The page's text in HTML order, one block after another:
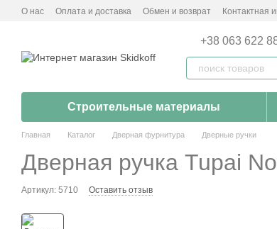
Перейти к основному контенту
О нас Оплата и доставка Обмен и возврат Контактная
+38 063 622
Строительные материалы
Главная Каталог Дверная фурнитура Дверные ручки
Дверная ручка Tupai
Артикул: 5710 Оставить отзыв